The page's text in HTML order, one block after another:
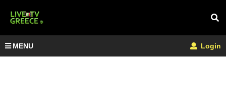
MENU Login